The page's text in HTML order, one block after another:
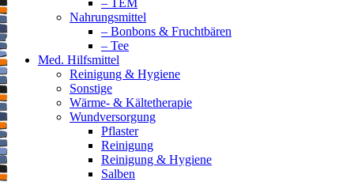
– TEM
Nahrungsmittel
– Bonbons & Fruchtbären
– Tee
Med. Hilfsmittel
Reinigung & Hygiene
Sonstige
Wärme- & Kältetherapie
Wundversorgung
Pflaster
Reinigung
Reinigung & Hygiene
Salben